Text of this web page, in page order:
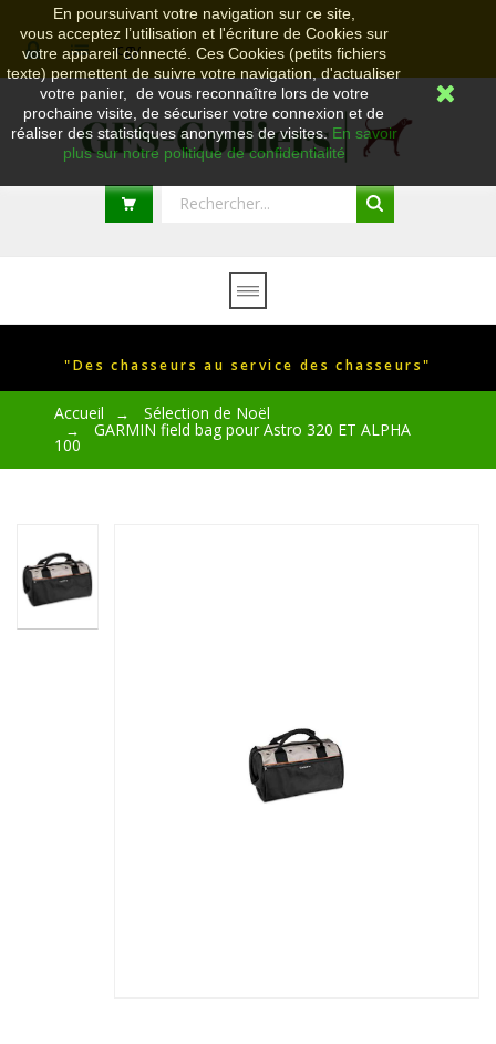
En poursuivant votre navigation sur ce site,
vous acceptez l’utilisation et l'écriture de Cookies sur
votre appareil connecté. Ces Cookies (petits fichiers
texte) permettent de suivre votre navigation, d'actualiser
votre panier, de vous reconnaître lors de votre
prochaine visite, de sécuriser votre connexion et de
réaliser des statistiques anonymes de visites. En savoir
plus sur notre politique de confidentialité
cgv
"Des chasseurs au service des chasseurs"
Accueil → Sélection de Noël
→ GARMIN field bag pour Astro 320 ET ALPHA
100